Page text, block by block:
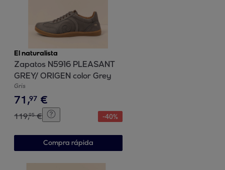
El naturalista
Zapatos N5916 PLEASANT
GREY/ ORIGEN color Grey
Gris
71,97 €
119,95 € -40%
Compra rápida